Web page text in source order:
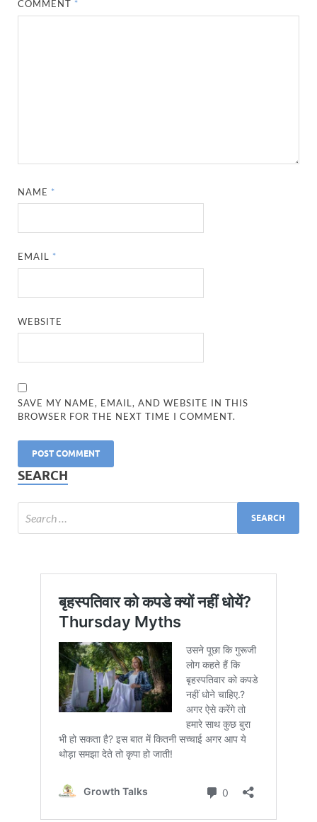
COMMENT *
NAME *
EMAIL *
WEBSITE
SAVE MY NAME, EMAIL, AND WEBSITE IN THIS
BROWSER FOR THE NEXT TIME I COMMENT.
SEARCH